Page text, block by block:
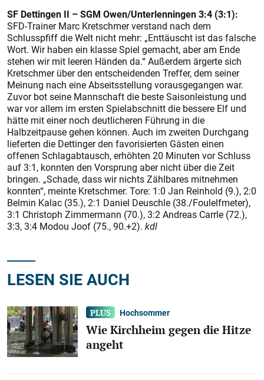
SF Dettingen II – SGM Owen/Unterlenningen 3:4 (3:1):
SFD-Trainer Marc Kretschmer verstand nach dem
Schlusspfiff die Welt nicht mehr: „Enttäuscht ist das falsche
Wort. Wir haben ein klasse Spiel gemacht, aber am Ende
stehen wir mit leeren Händen da.“ Außerdem ärgerte sich
Kretschmer über den entscheidenden Treffer, dem seiner
Meinung nach eine Abseitsstellung vorausgegangen war.
Zuvor bot seine Mannschaft die beste Saisonleistung und
war vor allem im ersten Spielabschnitt die bessere Elf und
hätte mit einer noch deutlicheren Führung in die
Halbzeitpause gehen können. Auch im zweiten Durchgang
lieferten die Dettinger den favorisierten Gästen einen
offenen Schlagabtausch, erhöhten 20 Minuten vor Schluss
auf 3:1, konnten den Vorsprung aber nicht über die Zeit
bringen. „Schade, dass wir nichts Zählbares mitnehmen
konnten“, meinte Kretschmer. Tore: 1:0 Jan Reinhold (9.), 2:0
Belmin Kalac (35.), 2:1 Daniel Deuschle (38./Foulelfmeter),
3:1 Christoph Zimmermann (70.), 3:2 Andreas Carrle (72.),
3:3, 3:4 Modou Joof (75., 90.+2). kdl
LESEN SIE AUCH
Hochsommer
Wie Kirchheim gegen die Hitze
angeht